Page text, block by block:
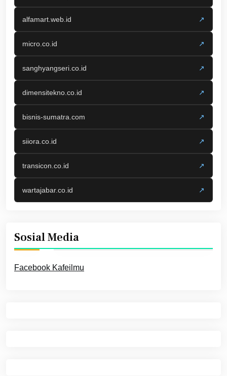
alfamart.web.id ↗
micro.co.id ↗
sanghyangseri.co.id ↗
dimensitekno.co.id ↗
bisnis-sumatra.com ↗
siiora.co.id ↗
transicon.co.id ↗
wartajabar.co.id ↗
Sosial Media
Facebook Kafeilmu